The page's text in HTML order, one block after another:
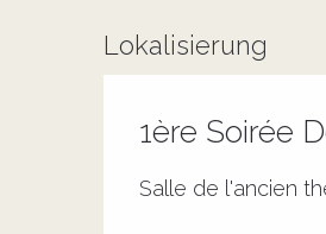
Lokalisierung
1ère Soirée
Salle de l'ancien